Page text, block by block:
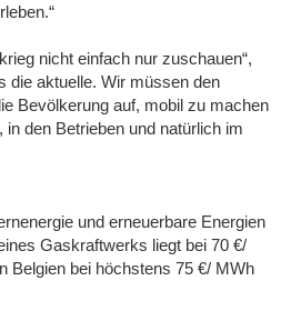
nicht einfach nur zuschauen“,
die aktuelle. Wir müssen den
Bevölkerung auf, mobil zu machen
den Betrieben und natürlich im
und erneuerbare Energien
Gaskraftwerks liegt bei 70 €/
Belgien bei höchstens 75 €/ MWh